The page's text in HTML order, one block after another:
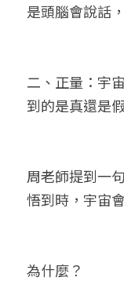
是頭腦會說話
二、正量：宇
到的是真還是假
周老師提到一
悟到時，宇宙
為什麼？